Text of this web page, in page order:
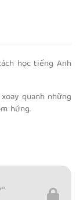
học tiếng Anh
quanh những
hứng.